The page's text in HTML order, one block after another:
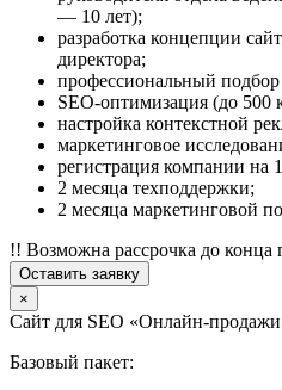
— 10 лет);
разработка концепции
директора;
профессиональный
SEO-оптимизация (до 500
настройка контекстной
маркетинговое
регистрация компании на
2 месяца техподдержки;
2 месяца маркетинговой
!! Возможна рассрочка до конца
Оставить заявку
×
Сайт для SEO «Онлайн-
Базовый пакет: